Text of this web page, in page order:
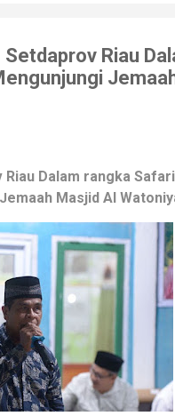
Riau
Dalam rangka
Jemaah Masjid Al